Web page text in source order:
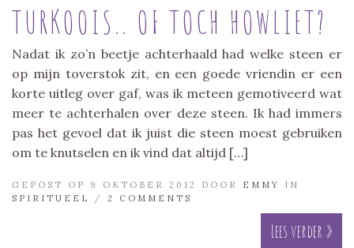
TURKOOIS.. OF TOCH HOWLIET?
Nadat ik zo’n beetje achterhaald had welke steen er
op mijn toverstok zit, en een goede vriendin er een
korte uitleg over gaf, was ik meteen gemotiveerd wat
meer te achterhalen over deze steen. Ik had immers
pas het gevoel dat ik juist die steen moest gebruiken
om te knutselen en ik vind dat altijd […]
GEPOST OP 9 OKTOBER 2012 DOOR EMMY
IN
SPIRITUEEL
/ 2 COMMENTS
Lees verder »